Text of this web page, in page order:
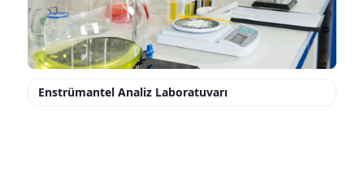
Enstrümantel Analiz Laboratuvarı